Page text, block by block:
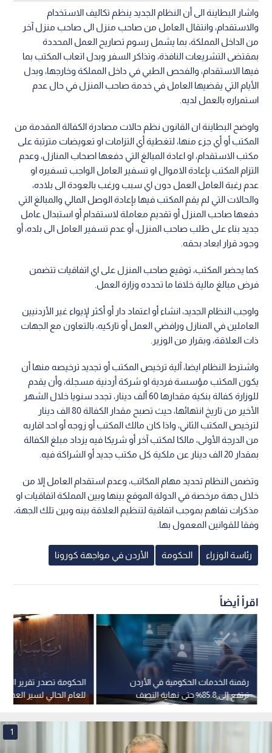
واشار البطاينة الى أن النظام الجديد ينظم تكاليف الاستخدام
والاستقدام، وانتقال العامل من صاحب منزل الى صاحب منزل آخر
من الداخل المملكة، بما يشمل رسوم تصاريح العمل المحددة
بمقتضى التشريعات النافذة، وتذاكر السفر وبدل اتعاب المكتب بما
فيها الاستقدام، والفحص الطبي في داخل المملكة وخارجها، وبدل
الأيام التي يقضيها العامل في خدمة صاحب المنزل في حال عدم
استمراره بالعمل لديه.
واوضح البطاينة ان القانون نظم حالات مصادرة الكفالة المقدمة من
المكتب أو أي جزء منها، لتغطية أي التزامات او تعويضات مترتبة على
مكتب الاستقدام، او اعادة المبالغ التي دفعها اصحاب المنازل، وعدم
التزام المكتب بإعادة الاموال او تسفير العامل الواجب تسفيره او
عدم رغبة العامل العمل دون اي سبب ورغب بالعودة الى بلاده،
والحالات التي لم يقم المكتب فيها بإعادة الوصل المالي والمبالغ التي
دفعها صاحب المنزل أو تقديم معاملة لاستقدام أو استبدال عامل
جديد بناء على طلب صاحب المنزل، أو عدم تسفير العامل الى بلده، أو
وجود قرار ابعاد بحقه.
كما يحضر المكتب، توقيع صاحب المنزل على اي اتفاقيات تتضمن
فرض مبالغ مالية خلافا ما تحدده وزارة العمل.
واوجب النظام الجديد، انشاء أو اعتماد دار أو أكثر لإيواء غير الأردنيين
العاملين في المنازل ورافضي العمل أو تاركيه، بالتعاون مع الجهات
ذات العلاقة، وبقرار من الوزير.
واشترط النظام ايضا، آلية ترخيص المكتب أو تجديد ترخيصه منها أن
يكون المكتب مؤسسة فردية او شركة أردنية مسجلة، وأن يقدم
للوزارة كفالة بنكية مقدارها 60 ألف دينار، تجدد سنويا خلال الشهر
الأخير من تاريخ انتهائها، حيث تصبح مقدار الكفالة 80 الف دينار
لترخيص المكتب الثاني، واذا كان مالك المكتب أو زوجه أو احد اقاربه
من الدرجة الأولى، مالكا لمكتب آخر أو شريكا فيه يزداد مبلغ الكفالة
بمقدار 20 الف دينار عن ملكية كل مكتب جديد أو الشراكة فيه.
وتضمن النظام تحديد مهام المكاتب، وعدم استقدام العامل إلا من
خلال جهة مرخصة في الدولة الموقع بينها وبين المملكة اتفاقيات او
مذكرات تفاهم بموجب اتفاقية لتنظيم العلاقة بينه وبين تلك الجهة،
وفقا للقوانين المعمول بها.
رئاسة الوزراء الحكومة الأردن في مواجهة كورونا
اقرأ أيضاً
الحكومة تصدر تقرير
للعام الحالي لسير العمل
التنفيذي الثاني لرؤية
الاقتصادي
رقمنة الخدمات الحكومية في الأردن
ترتفع إلى 85.8% حتى نهاية النصف
الأول من 2026
1